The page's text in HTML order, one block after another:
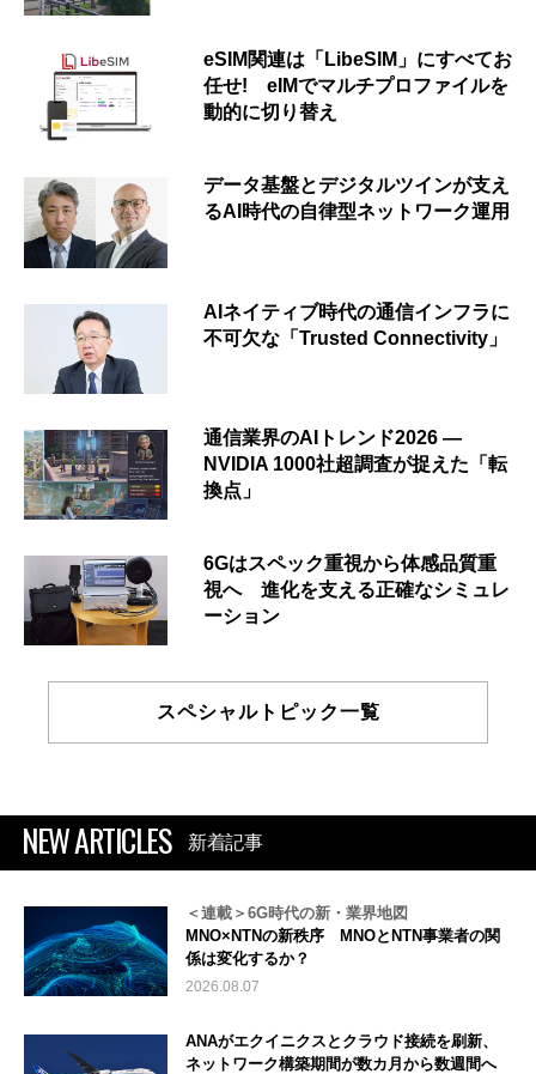
eSIM関連は「LibeSIM」にすべてお
任せ! eIMでマルチプロファイルを
動的に切り替え
データ基盤とデジタルツインが支え
るAI時代の自律型ネットワーク運用
AIネイティブ時代の通信インフラに
不可欠な「Trusted Connectivity」
通信業界のAIトレンド2026 ―
NVIDIA 1000社超調査が捉えた「転
換点」
6Gはスペック重視から体感品質重
視へ 進化を支える正確なシミュレ
ーション
スペシャルトピック一覧
NEW ARTICLES 新着記事
＜連載＞6G時代の新・業界地図
MNO×NTNの新秩序 MNOとNTN事業者の関
係は変化するか？
2026.08.07
ANAがエクイニクスとクラウド接続を刷新、
ネットワーク構築期間が数カ月から数週間へ